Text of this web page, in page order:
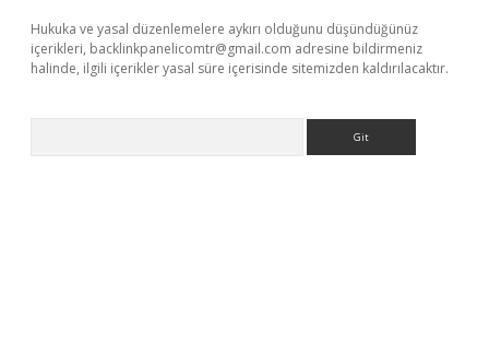
Hukuka ve yasal düzenlemelere aykırı olduğunu düşündüğünüz
içerikleri, backlinkpanelicomtr@gmail.com adresine bildirmeniz
halinde, ilgili içerikler yasal süre içerisinde sitemizden kaldırılacaktır.